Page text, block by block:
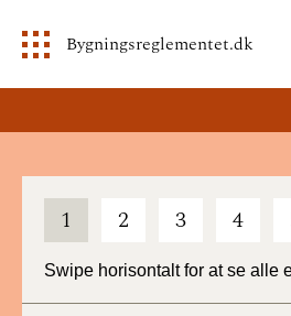
Bygningsreglementet.dk
1 2 3 4
Swipe horisontalt for at se alle